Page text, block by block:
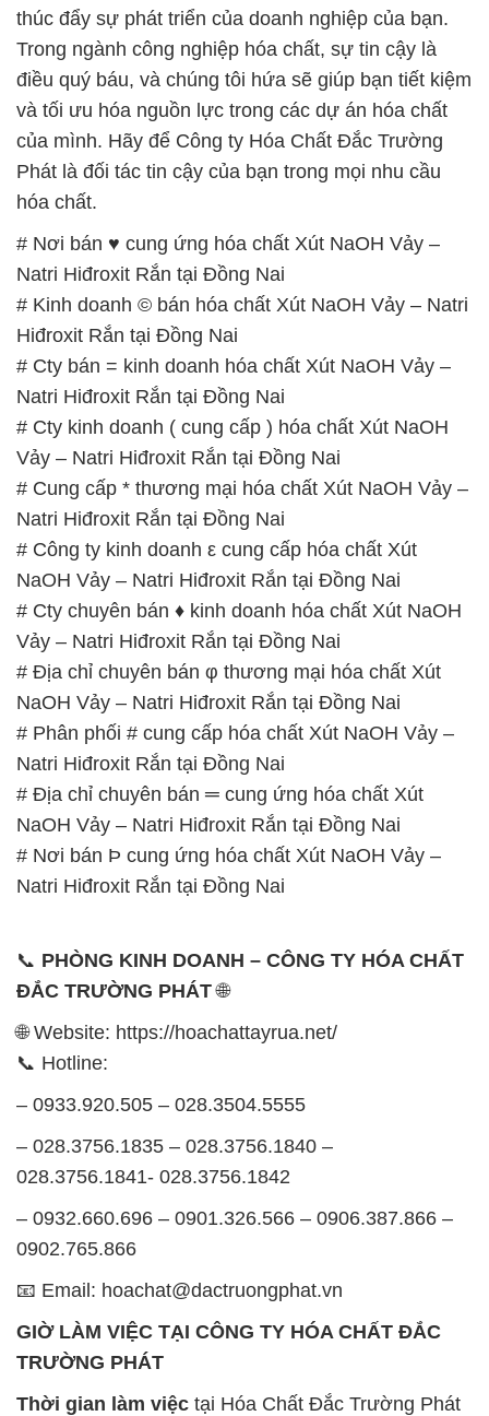
thúc đẩy sự phát triển của doanh nghiệp của bạn.
Trong ngành công nghiệp hóa chất, sự tin cậy là
điều quý báu, và chúng tôi hứa sẽ giúp bạn tiết kiệm
và tối ưu hóa nguồn lực trong các dự án hóa chất
của mình. Hãy để Công ty Hóa Chất Đắc Trường
Phát là đối tác tin cậy của bạn trong mọi nhu cầu
hóa chất.
# Nơi bán ♥ cung ứng hóa chất Xút NaOH Vảy –
Natri Hiđroxit Rắn tại Đồng Nai
# Kinh doanh © bán hóa chất Xút NaOH Vảy – Natri
Hiđroxit Rắn tại Đồng Nai
# Cty bán = kinh doanh hóa chất Xút NaOH Vảy –
Natri Hiđroxit Rắn tại Đồng Nai
# Cty kinh doanh ( cung cấp ) hóa chất Xút NaOH
Vảy – Natri Hiđroxit Rắn tại Đồng Nai
# Cung cấp * thương mại hóa chất Xút NaOH Vảy –
Natri Hiđroxit Rắn tại Đồng Nai
# Công ty kinh doanh ε cung cấp hóa chất Xút
NaOH Vảy – Natri Hiđroxit Rắn tại Đồng Nai
# Cty chuyên bán ♦ kinh doanh hóa chất Xút NaOH
Vảy – Natri Hiđroxit Rắn tại Đồng Nai
# Địa chỉ chuyên bán φ thương mại hóa chất Xút
NaOH Vảy – Natri Hiđroxit Rắn tại Đồng Nai
# Phân phối # cung cấp hóa chất Xút NaOH Vảy –
Natri Hiđroxit Rắn tại Đồng Nai
# Địa chỉ chuyên bán ═ cung ứng hóa chất Xút
NaOH Vảy – Natri Hiđroxit Rắn tại Đồng Nai
# Nơi bán Þ cung ứng hóa chất Xút NaOH Vảy –
Natri Hiđroxit Rắn tại Đồng Nai
📞 PHÒNG KINH DOANH – CÔNG TY HÓA CHẤT
ĐẮC TRƯỜNG PHÁT🌐
🌐 Website: https://hoachattayrua.net/
📞 Hotline:
– 0933.920.505 – 028.3504.5555
– 028.3756.1835 – 028.3756.1840 –
028.3756.1841- 028.3756.1842
– 0932.660.696 – 0901.326.566 – 0906.387.866 –
0902.765.866
📧 Email: hoachat@dactruongphat.vn
GIỜ LÀM VIỆC TẠI CÔNG TY HÓA CHẤT ĐẮC
TRƯỜNG PHÁT
Thời gian làm việc tại Hóa Chất Đắc Trường Phát